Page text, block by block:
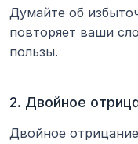
Думайте об
повторяет ваши
пользы.
2. Двойное
Двойное